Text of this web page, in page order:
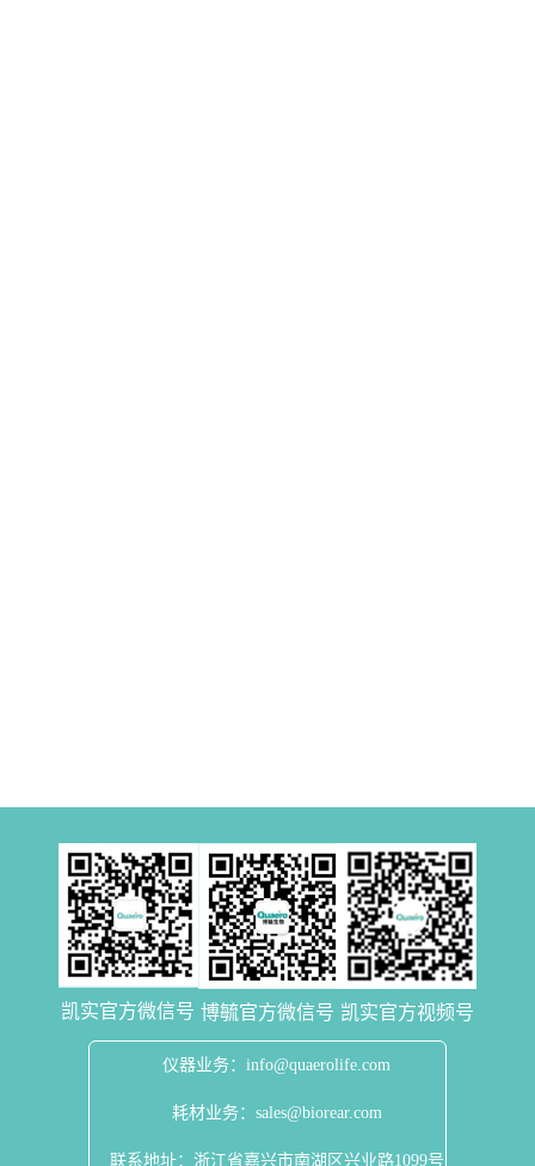
凯实官方微信号 博毓官方微信号 凯实官方视频号
仪器业务：info@quaerolife.com
耗材业务：sales@biorear.com
联系地址：浙江省嘉兴市南湖区兴业路1099号